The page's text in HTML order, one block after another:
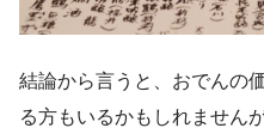
結論から言うと、おでんの
る方もいるかもしれません